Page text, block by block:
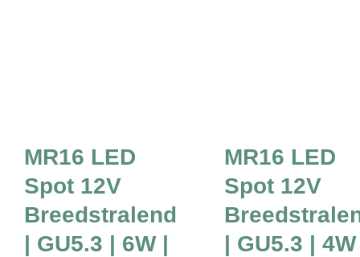
MR16 LED
Spot 12V
Breedstralend
| GU5.3 | 6W |
MR16 LED
Spot 12V
| GU5.3 |